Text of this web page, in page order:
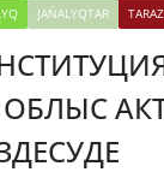
JAŃALYQTAR